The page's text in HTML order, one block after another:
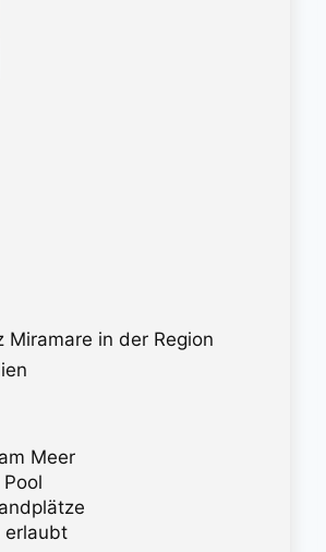
Miramare in der Region
Meer
erlaubt